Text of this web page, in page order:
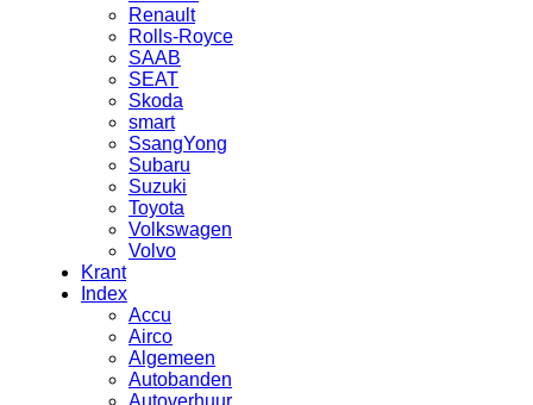
Renault
Rolls-Royce
SAAB
SEAT
Skoda
smart
SsangYong
Subaru
Suzuki
Toyota
Volkswagen
Volvo
Krant
Index
Accu
Airco
Algemeen
Autobanden
Autoverhuur